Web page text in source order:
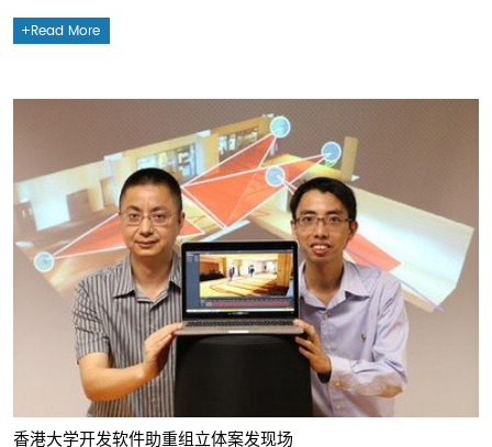
Read More
香港大学开发软件助重组立体案发现场